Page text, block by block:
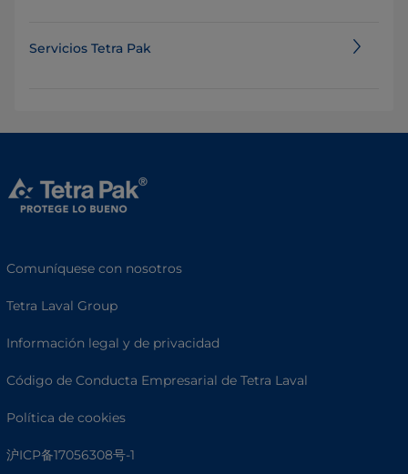
Servicios Tetra Pak
Comuníquese con nosotros
Tetra Laval Group
Información legal y de privacidad
Código de Conducta Empresarial de Tetra Laval
Política de cookies
沪ICP备17056308号-1